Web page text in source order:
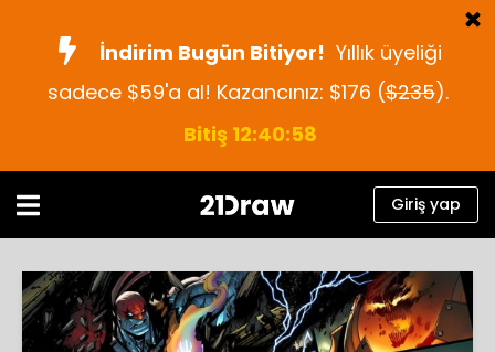
İndirim Bugün Bitiyor! Yıllık üyeliği
sadece $59'a al! Kazancınız: $176 ($235).
Bitiş 12:40:57
Kurslar
Yardım
Blog
Hakkımızda
Giriş yap